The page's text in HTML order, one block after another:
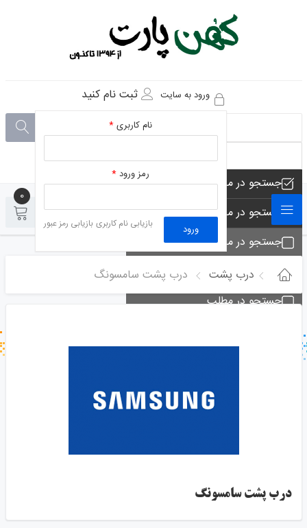
ورود به سایت
نام کاربری*
رمز ورود*
ورود بازیابی نام کاربری بازیابی رمز عبور
ثبت نام کنید
جستجو در مجموعه های فروشگاه
جستجو در محصولات فروشگاه
جستجو در مجموعه ها
جستجو - تماس ها
جستجو در مطلب
0
درب پشت درب پشت سامسونگ
درب پشت سامسونگ